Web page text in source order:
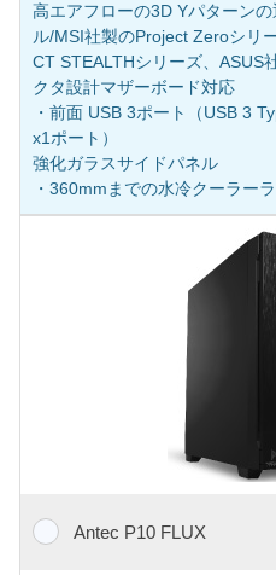
高エアフローの3D Yパターン
ル/MSI社製のProject Zeroシリ
CT STEALTHシリーズ、ASUS
クタ設計マザーボード対応
・前面 USB 3ポート（USB 3
x1ポート）
強化ガラスサイドパネル
・360mmまでの水冷クーラー
Antec P10 FLUX